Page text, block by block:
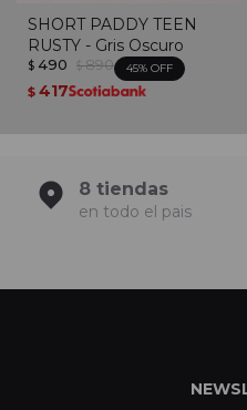
SHORT PADDY TEEN
RUSTY - Gris Oscuro
$ 490 $ 890 45
$ 417
8 tiendas
en todo el pais